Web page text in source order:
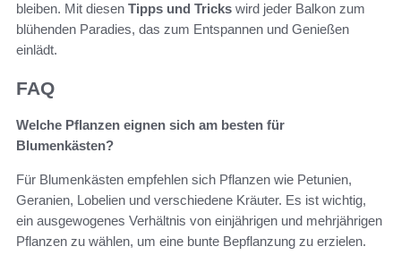
bleiben. Mit diesen Tipps und Tricks wird jeder Balkon zum
blühenden Paradies, das zum Entspannen und Genießen
einlädt.
FAQ
Welche Pflanzen eignen sich am besten für
Blumenkästen?
Für Blumenkästen empfehlen sich Pflanzen wie Petunien,
Geranien, Lobelien und verschiedene Kräuter. Es ist wichtig,
ein ausgewogenes Verhältnis von einjährigen und mehrjährigen
Pflanzen zu wählen, um eine bunte Bepflanzung zu erzielen.